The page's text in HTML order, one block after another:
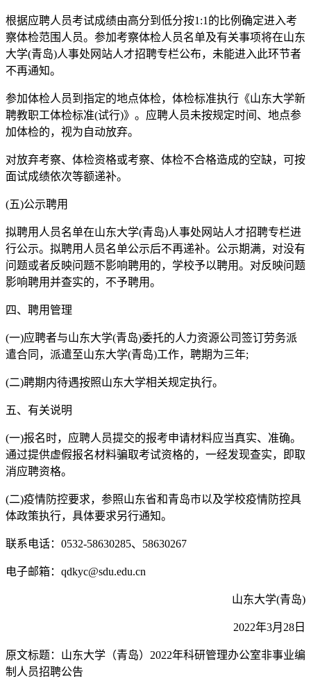
根据应聘人员考试成绩由高分到低分按1:1的比例确定进入考
察体检范围人员。参加考察体检人员名单及有关事项将在山东
大学(青岛)人事处网站人才招聘专栏公布，未能进入此环节者
不再通知。
参加体检人员到指定的地点体检，体检标准执行《山东大学新
聘教职工体检标准(试行)》。应聘人员未按规定时间、地点参
加体检的，视为自动放弃。
对放弃考察、体检资格或考察、体检不合格造成的空缺，可按
面试成绩依次等额递补。
(五)公示聘用
拟聘用人员名单在山东大学(青岛)人事处网站人才招聘专栏进
行公示。拟聘用人员名单公示后不再递补。公示期满，对没有
问题或者反映问题不影响聘用的，学校予以聘用。对反映问题
影响聘用并查实的，不予聘用。
四、聘用管理
(一)应聘者与山东大学(青岛)委托的人力资源公司签订劳务派
遣合同，派遣至山东大学(青岛)工作，聘期为三年;
(二)聘期内待遇按照山东大学相关规定执行。
五、有关说明
(一)报名时，应聘人员提交的报考申请材料应当真实、准确。
通过提供虚假报名材料骗取考试资格的，一经发现查实，即取
消应聘资格。
(二)疫情防控要求，参照山东省和青岛市以及学校疫情防控具
体政策执行，具体要求另行通知。
联系电话：0532-58630285、58630267
电子邮箱：qdkyc@sdu.edu.cn
山东大学(青岛)
2022年3月28日
原文标题：山东大学（青岛）2022年科研管理办公室非事业编
制人员招聘公告